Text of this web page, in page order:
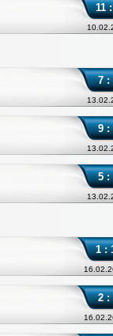
11
7 :
9 :
5 :
1 :
2 :